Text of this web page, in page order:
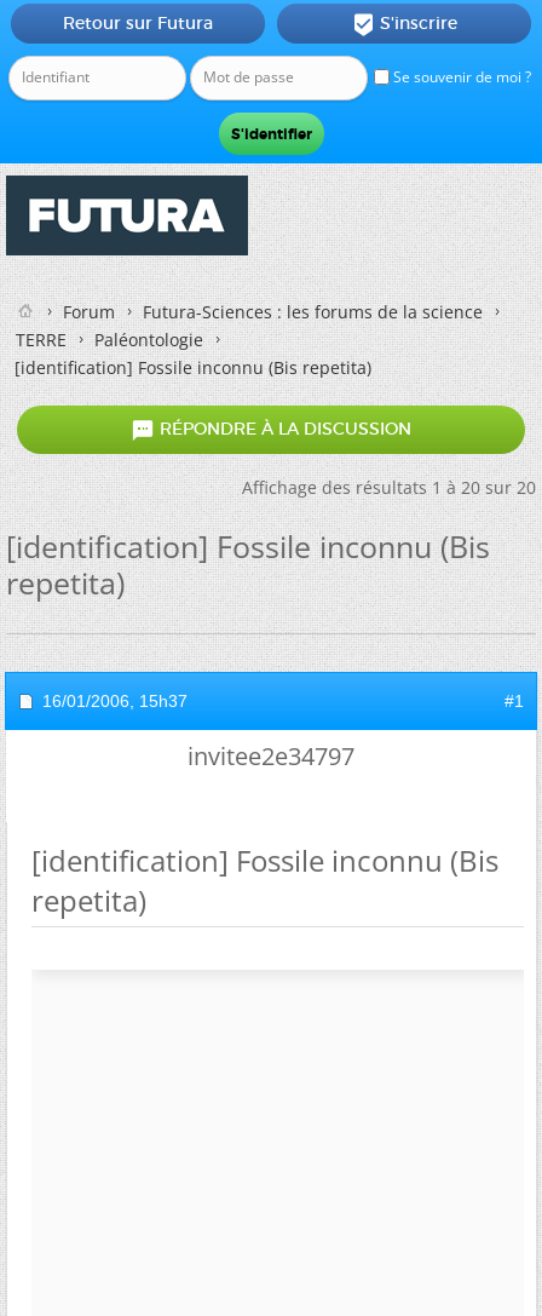
Se souvenir de moi ?
Retour sur Futura  S'inscrire
Forum
Futura-Sciences : les forums de la science
TERRE
Paléontologie
[identification] Fossile inconnu (Bis repetita)
 RÉPONDRE À LA DISCUSSION
Affichage des résultats 1 à 20 sur 20
[identification] Fossile inconnu (Bis
repetita)
16/01/2006, 15h37 #1
invitee2e34797
[identification] Fossile inconnu (Bis
repetita)